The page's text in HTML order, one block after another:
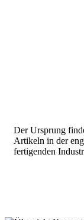
Der Ursprung
Artikeln in der
fertigenden